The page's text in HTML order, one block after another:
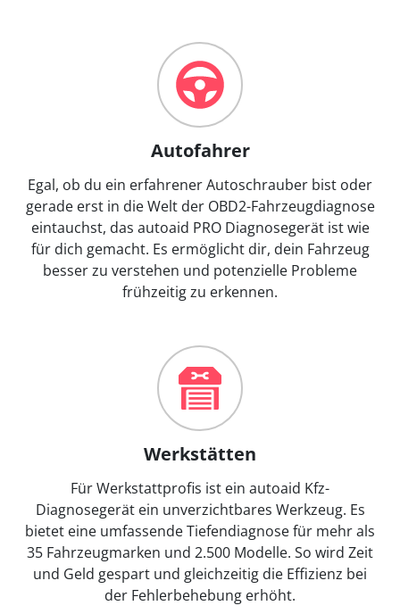
Autofahrer
Egal, ob du ein erfahrener Autoschrauber bist oder
gerade erst in die Welt der OBD2-Fahrzeugdiagnose
eintauchst, das autoaid PRO Diagnosegerät ist wie
für dich gemacht. Es ermöglicht dir, dein Fahrzeug
besser zu verstehen und potenzielle Probleme
frühzeitig zu erkennen.
Werkstätten
Für Werkstattprofis ist ein autoaid Kfz-
Diagnosegerät ein unverzichtbares Werkzeug. Es
bietet eine umfassende Tiefendiagnose für mehr als
35 Fahrzeugmarken und 2.500 Modelle. So wird Zeit
und Geld gespart und gleichzeitig die Effizienz bei
der Fehlerbehebung erhöht.